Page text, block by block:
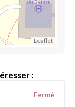
Leaflet
:
Fermé